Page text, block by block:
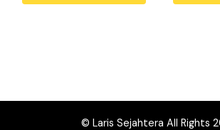
© Laris Sejahtera All Rights